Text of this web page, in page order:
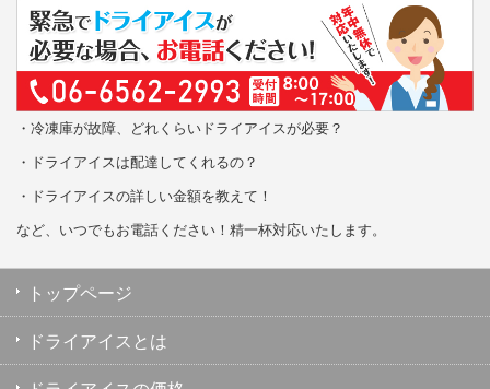
・冷凍庫が故障、どれくらいドライアイスが必要？
・ドライアイスは配達してくれるの？
・ドライアイスの詳しい金額を教えて！
など、いつでもお電話ください！精一杯対応いたします。
トップページ
ドライアイスとは